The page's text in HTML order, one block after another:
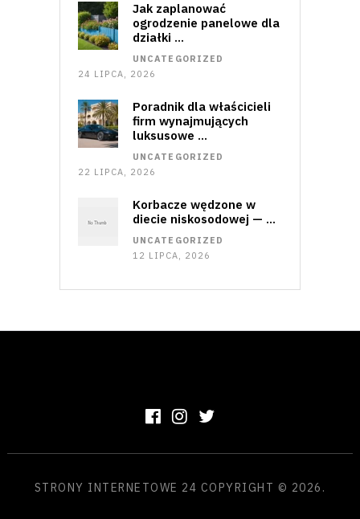
Jak zaplanować
ogrodzenie panelowe dla
działki …
UNCATEGORIZED
24 LIPCA, 2026
Poradnik dla właścicieli
firm wynajmujących
luksusowe …
UNCATEGORIZED
22 LIPCA, 2026
Korbacze wędzone w
diecie niskosodowej — …
UNCATEGORIZED
12 LIPCA, 2026
STRONY INTERNETOWE 24 COPYRIGHT © 2026.